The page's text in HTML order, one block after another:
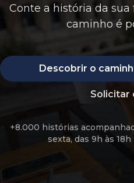
Conte a história da
caminho é
Descobrir o
Solicitar
+8.000 histórias
sexta, das 9h às